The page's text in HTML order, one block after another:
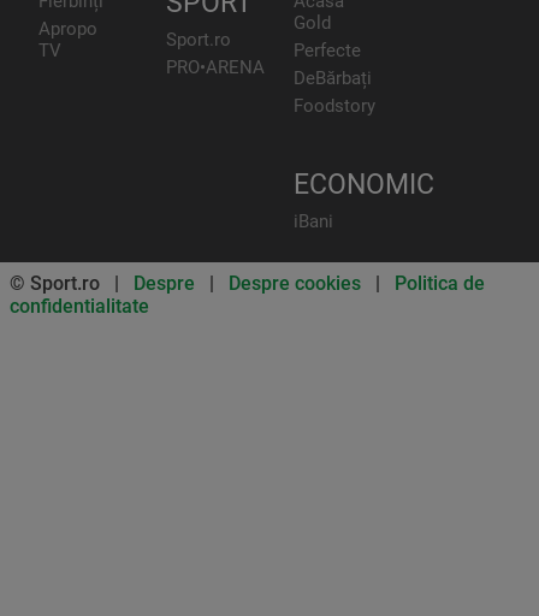
Apropo
TV
Sport.ro
PRO•ARENA
Gold
Perfecte
DeBărbați
Foodstory
ECONOMIC
iBani
© Sport.ro | Despre | Despre cookies | Politica de
confidentialitate